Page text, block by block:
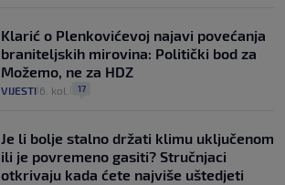
Klarić o Plenkovićevoj najavi povećanja
braniteljskih mirovina: Politički bod za
Možemo, ne za HDZ
VIJESTI 6. kol. 17
Je li bolje stalno držati klimu uključenom
ili je povremeno gasiti? Stručnjaci
otkrivaju kada ćete najviše uštedjeti